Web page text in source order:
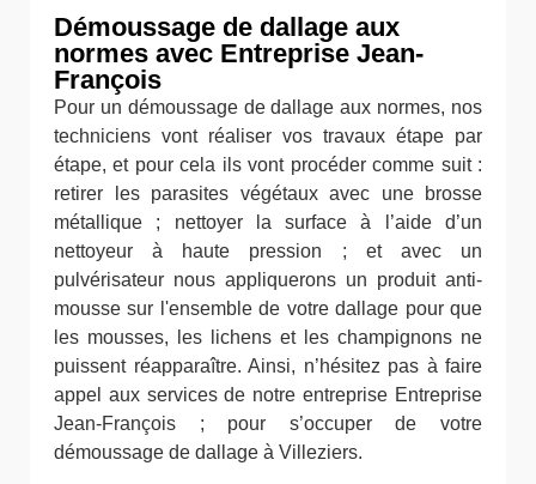
Démoussage de dallage aux
normes avec Entreprise Jean-
François
Pour un démoussage de dallage aux normes, nos
techniciens vont réaliser vos travaux étape par
étape, et pour cela ils vont procéder comme suit :
retirer les parasites végétaux avec une brosse
métallique ; nettoyer la surface à l’aide d’un
nettoyeur à haute pression ; et avec un
pulvérisateur nous appliquerons un produit anti-
mousse sur l'ensemble de votre dallage pour que
les mousses, les lichens et les champignons ne
puissent réapparaître. Ainsi, n’hésitez pas à faire
appel aux services de notre entreprise Entreprise
Jean-François ; pour s’occuper de votre
démoussage de dallage à Villeziers.